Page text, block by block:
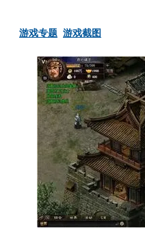
游戏专题 游戏截图